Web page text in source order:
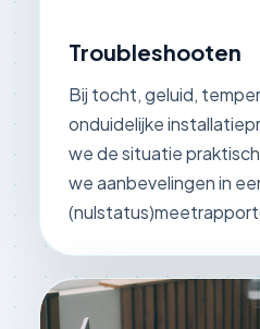
Troubleshooten
Bij tocht, geluid,
onduidelijke
we de situatie
we aanbevelingen in